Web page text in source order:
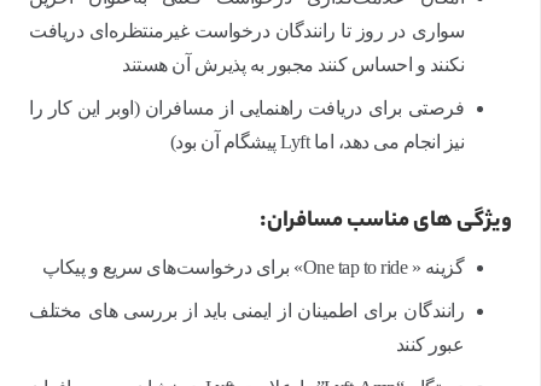
سواری در روز تا رانندگان درخواست غیرمنتظره‌ای دریافت
نکنند و احساس کنند مجبور به پذیرش آن هستند
فرصتی برای دریافت راهنمایی از مسافران (اوبر این کار را
نیز انجام می دهد، اما Lyft پیشگام آن بود)
ویژگی های مناسب مسافران:
گزینه « One tap to ride» برای درخواست‌های سریع و پیکاپ
رانندگان برای اطمینان از ایمنی باید از بررسی های مختلف
عبور کنند